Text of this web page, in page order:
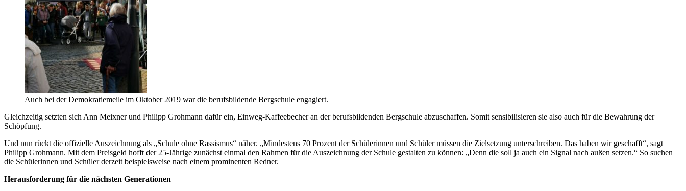
Auch bei der Demokratiemeile im Oktober 2019 war die berufsbildende Bergschule engagiert.
Gleichzeitig setzten sich Ann Meixner und Philipp Grohmann dafür ein, Einweg-Kaffeebecher an der berufsbildenden Bergschule abzuschaffen. Somit sensibilisieren sie also auch für die Bewahrung der
Schöpfung.
Und nun rückt die offizielle Auszeichnung als „Schule ohne Rassismus“ näher. „Mindestens 70 Prozent der Schülerinnen und Schüler müssen die Zielsetzung unterschreiben. Das haben wir geschafft“, sagt
Philipp Grohmann. Mit dem Preisgeld hofft der 25-Jährige zunächst einmal den Rahmen für die Auszeichnung der Schule gestalten zu können: „Denn die soll ja auch ein Signal nach außen setzen.“ So suchen
die Schülerinnen und Schüler derzeit beispielsweise nach einem prominenten Redner.
Herausforderung für die nächsten Generationen